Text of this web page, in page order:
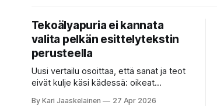
Tekoälyapuria ei kannata
valita pelkän esittelytekstin
perusteella
Uusi vertailu osoittaa, että sanat ja teot
eivät kulje käsi kädessä: oikeat
kun etsitään sopivaa tekoälyapuria
By Kari Jaaskelainen 27 Apr 2026